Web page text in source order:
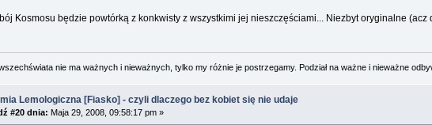
Kosmosu będzie powtórką z konkwisty z wszystkimi jej nieszczęściami... Niezbyt oryginalne
nie ma ważnych i nieważnych, tylko my różnie je postrzegamy. Podział na ważne i nieważne
Lemologiczna [Fiasko] - czyli dlaczego bez kobiet się nie udaje
#20 dnia: Maja 29, 2008, 09:58:17 pm »